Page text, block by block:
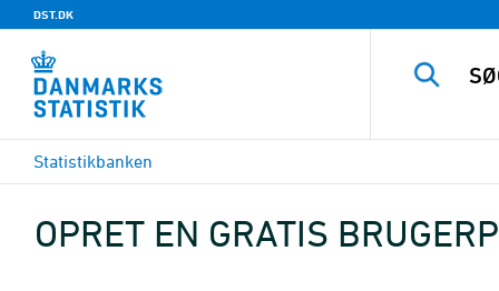
DST.DK
Statistikbanken
OPRET EN GRATIS